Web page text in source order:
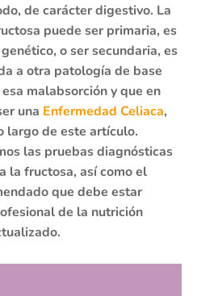
de carácter digestivo. La
puede ser primaria, es
o ser secundaria, es
a otra patología de base
malabsorción y que en
una Enfermedad Celiaca,
largo de este artículo.
las pruebas diagnósticas
la fructosa, así como el
que debe estar
de la nutrición